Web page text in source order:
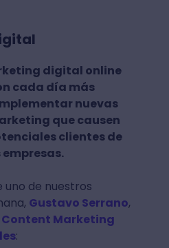
digital online
cada día más
nuevas
que causen
clientes de
uno de nuestros
Gustavo Serrano,
Content Marketing
: